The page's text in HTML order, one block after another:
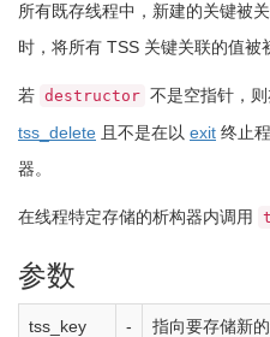
所有既存线程中，新建的关键被
时，将所有 TSS 关键关联的值被
若 destructor 不是空指针，
tss_delete 且不是在以 exit 终止
器。
在线程特定存储的析构器内调用
参数
tss_key -
指向要存储新